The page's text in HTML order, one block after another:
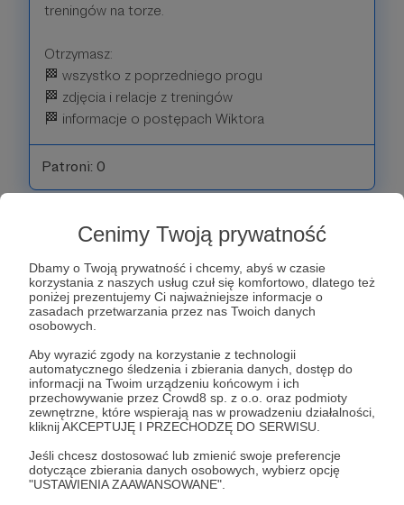
Cenimy Twoją prywatność
Dbamy o Twoją prywatność i chcemy, abyś w czasie
korzystania z naszych usług czuł się komfortowo, dlatego też
poniżej prezentujemy Ci najważniejsze informacje o
zasadach przetwarzania przez nas Twoich danych
osobowych.
Aby wyrazić zgody na korzystanie z technologii
automatycznego śledzenia i zbierania danych, dostęp do
informacji na Twoim urządzeniu końcowym i ich
przechowywanie przez Crowd8 sp. z o.o. oraz podmioty
zewnętrzne, które wspierają nas w prowadzeniu działalności,
kliknij AKCEPTUJĘ I PRZECHODZĘ DO SERWISU.
Jeśli chcesz dostosować lub zmienić swoje preferencje
dotyczące zbierania danych osobowych, wybierz opcję
"USTAWIENIA ZAAWANSOWANE".
treningów na torze.
Otrzymasz:
🏁 wszystko z poprzedniego progu
🏁 zdjęcia i relacje z treningów
🏁 informacje o postępach Wiktora
Patroni: 0
50 zł
Ten próg pomaga w zakupie opon i części
potrzebnych do treningów.
Otrzymasz:
🏁 wszystko z poprzednich progów
🏁 specjalne podziękowanie imienne w relacjach
Patroni: 0